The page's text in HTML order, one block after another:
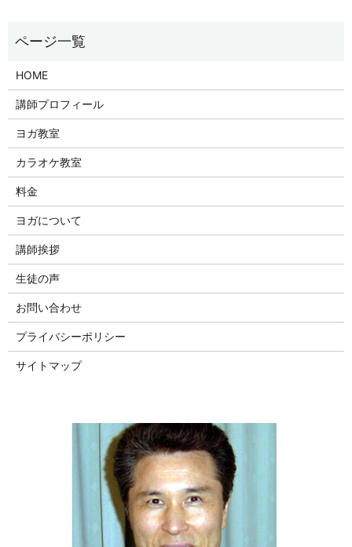
HOME
講師プロフィール
ヨガ教室
カラオケ教室
料金
ヨガについて
講師挨拶
生徒の声
お問い合わせ
プライバシーポリシー
サイトマップ